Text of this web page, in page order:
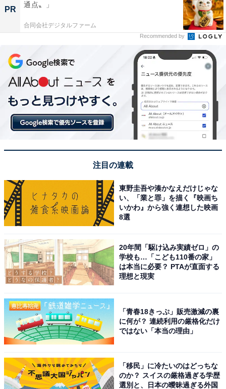
PR
通点〟」
合同会社デジタルファーム
Recommended by
注目の連載
東野圭吾や湊かなえだけじゃな
い、「業と罪」を描く『映画ち
いかわ』から強く連想した映画
8選
20年間「駆け込み実績ゼロ」の
学校も…「こども110番の家」
は本当に必要？ PTAが直面する
理想と現実
「青春18きっぷ」販売激減の裏
に何が？ 連続利用の厳格化だけ
ではない「本当の理由」
「移民」に冷たいのはどっちな
のか？ スイスの厳格過ぎる学歴
選別と、日本の曖昧過ぎる外国